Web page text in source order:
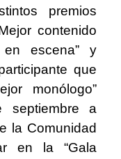
premios
contenido
en escena” y
que
monólogo”
septiembre a
la Comunidad
en la “Gala